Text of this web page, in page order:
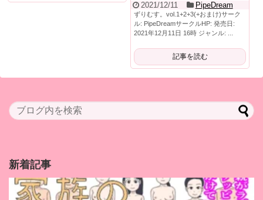
2021/12/11 PipeDream
ずりむす。vol.1+2+3(+おまけ)サーク
ル: PipeDreamサークルHP: 発売日:
2021年12月11日 16時 ジャンル: ...
記事を読む
新着記事